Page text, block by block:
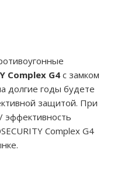
Complex G4 с замком
долгие годы будете
защитой. При
эффективность
Complex G4